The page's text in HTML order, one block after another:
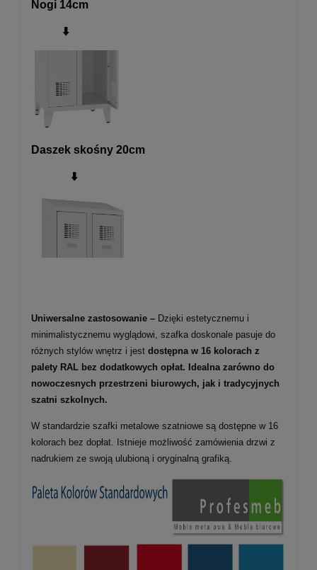
Nogi 14cm
⬇️
Daszek skośny 20cm
⬇️
Uniwersalne zastosowanie – Dzięki estetycznemu i
minimalistycznemu wyglądowi, szafka doskonale pasuje do
różnych stylów wnętrz i jest dostępna w 16 kolorach z
palety RAL bez dodatkowych opłat. Idealna zarówno do
nowoczesnych przestrzeni biurowych, jak i tradycyjnych
szatni szkolnych.
W standardzie szafki metalowe szatniowe są dostępne w 16
kolorach bez dopłat. Istnieje możliwość zamówienia drzwi z
nadrukiem ze swoją ulubioną i oryginalną grafiką.